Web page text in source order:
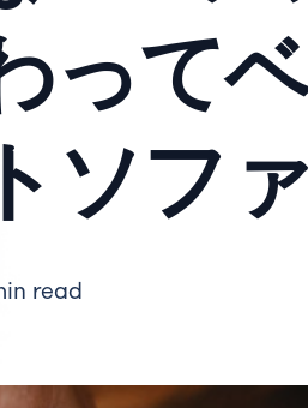
って
ソフ
read